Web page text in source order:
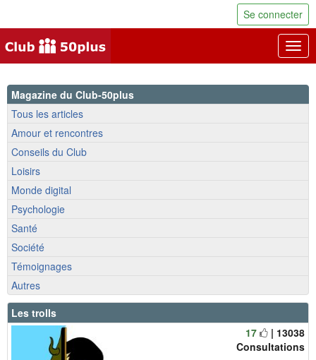
Se connecter
Magazine du Club-50plus
Tous les articles
Amour et rencontres
Conseils du Club
Loisirs
Monde digital
Psychologie
Santé
Société
Témoignages
Autres
Les trolls
17
| 13038
Consultations